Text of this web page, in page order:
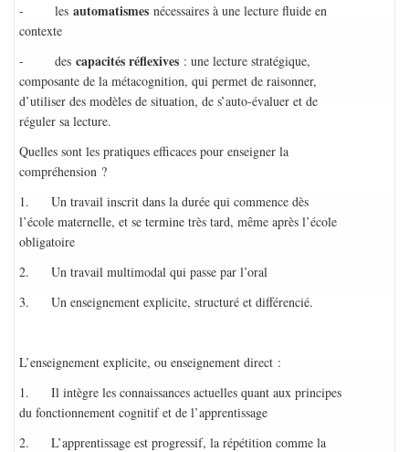
- les automatismes nécessaires à une lecture fluide en
contexte
- des capacités réflexives : une lecture stratégique,
composante de la métacognition, qui permet de raisonner,
d’utiliser des modèles de situation, de s’auto-évaluer et de
réguler sa lecture.
Quelles sont les pratiques efficaces pour enseigner la
compréhension ?
1. Un travail inscrit dans la durée qui commence dès
l’école maternelle, et se termine très tard, même après l’école
obligatoire
2. Un travail multimodal qui passe par l’oral
3. Un enseignement explicite, structuré et différencié.
L’enseignement explicite, ou enseignement direct :
1. Il intègre les connaissances actuelles quant aux principes
du fonctionnement cognitif et de l’apprentissage
2. L’apprentissage est progressif, la répétition comme la